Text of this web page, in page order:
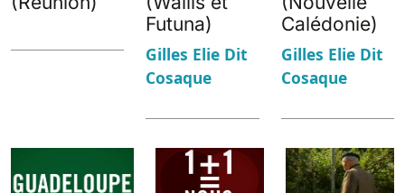
Futuna)
Gilles Elie Dit
Cosaque
Calédonie)
Gilles Elie Dit
Cosaque